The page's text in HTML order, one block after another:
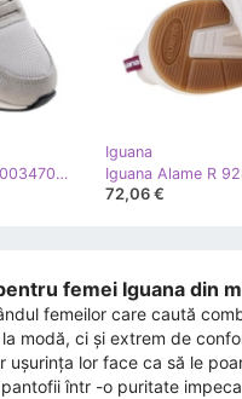
Pantofi Iguana Oldeweri Wo's 92800347025 bej
Iguana
Iguana Alame R
72,06 €
femei Iguana din
femeilor care caută
modă, ci și extrem de
ușurința lor face ca să le
într -o puritate